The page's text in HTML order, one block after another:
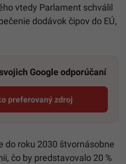
vtedy Parlament schválil
dodávok čipov do EÚ,
Google odporúčaní
preferovaný zdroj
Startitup, odkaz sa otvorí v
do roku 2030 štvornásobne
čo by predstavovalo 20 %